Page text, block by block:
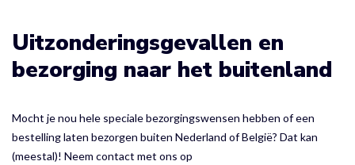
Uitzonderingsgevallen en
bezorging naar het buitenland
Mocht je nou hele speciale bezorgingswensen hebben of een
bestelling laten bezorgen buiten Nederland of België? Dat kan
(meestal)! Neem contact met ons op